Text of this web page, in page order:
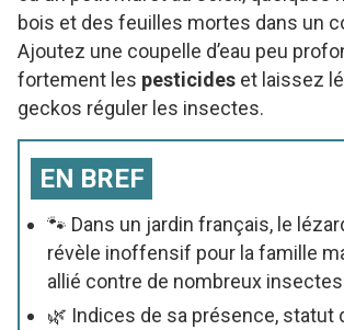
bois et des feuilles mortes dans un
Ajoutez une coupelle d’eau peu
fortement les pesticides et laissez
geckos réguler les insectes.
EN BREF
🐾 Dans un jardin français, le
révèle inoffensif pour la famille
allié contre de nombreux
🌿 Indices de sa présence, statut